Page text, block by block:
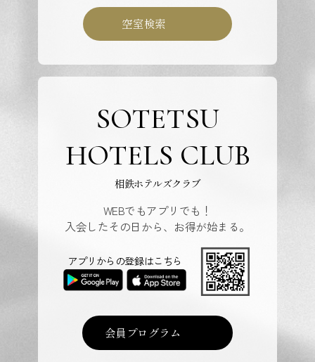
空室検索
SOTETSU
HOTELS CLUB
相鉄ホテルズクラブ
WEBでもアプリでも！
入会したその日から、お得が始まる。
会員プログラム
アプリからの登録はこちら